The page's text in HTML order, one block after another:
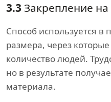
3.3 Закрепление на
Способ используется
размера, через
количество людей.
но в результате
материала.